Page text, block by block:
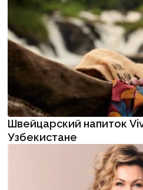
Швейцарский напиток
Узбекистане